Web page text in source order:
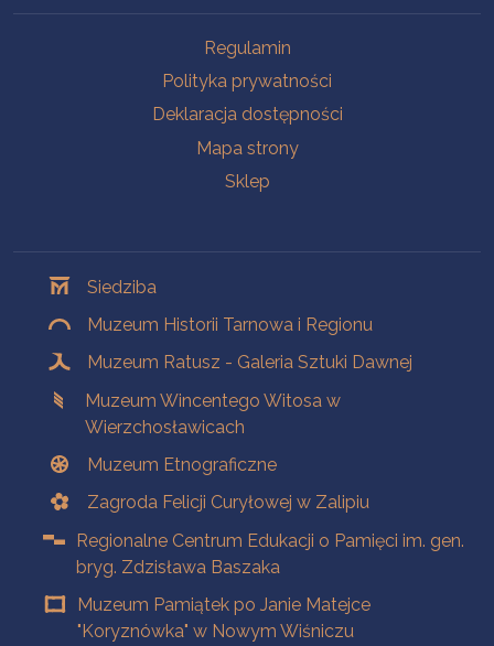
Regulamin
Polityka prywatności
Deklaracja dostępności
Mapa strony
Sklep
Siedziba
Muzeum Historii Tarnowa i Regionu
Muzeum Ratusz - Galeria Sztuki Dawnej
Muzeum Wincentego Witosa w
Wierzchosławicach
Muzeum Etnograficzne
Zagroda Felicji Curyłowej w Zalipiu
Regionalne Centrum Edukacji o Pamięci im. gen.
bryg. Zdzisława Baszaka
Muzeum Pamiątek po Janie Matejce
"Koryznówka" w Nowym Wiśniczu